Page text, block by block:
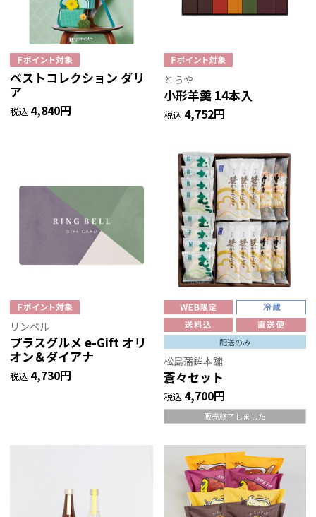
ベストコレクション ダリ
ア
税込 4,840円
とらや
小形羊羹 14本入
税込 4,752円
リンベル
プラスグルメ e-Gift オリ
オン＆ダイアナ
税込 4,730円
配送のみ
松島蒲鉾本舗
蒼々セット
税込 4,700円
販売終了しました